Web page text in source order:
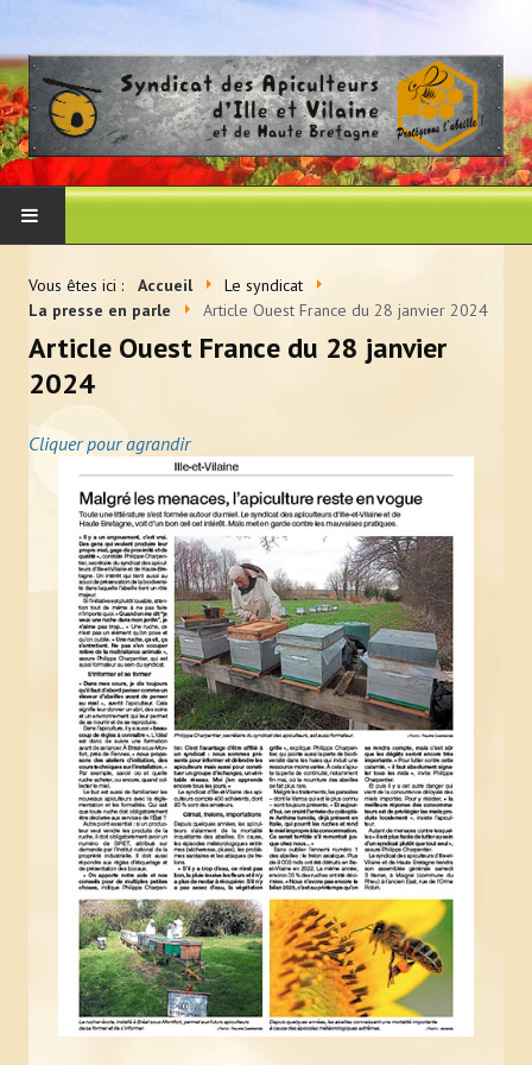
Histoire et vocation du syndicat
Les membres du CA
Adhérer au syndicat
La presse en parle
Newsletter Bzzz Bzz Bzh
NOS ACTIONS
Achats mutualisés & Services
Activités artistiques et gustatives
Animation et sensibilisation
LE RUCHER-ÉCOLE
Historique et objectifs du rucher-école
À lire, avant de se lancer
Inscriptions
Calendrier et descriptif des stages
Vous êtes ici : Accueil
Le syndicat
La presse en parle
Article Ouest France du 28 janvier 2024
Article Ouest France du 28 janvier
2024
Cliquer pour agrandir